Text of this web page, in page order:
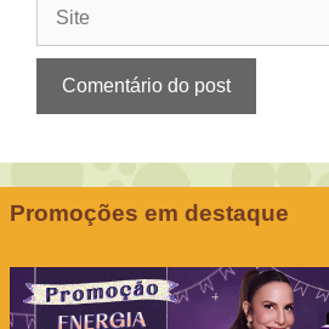
Promoções em destaque